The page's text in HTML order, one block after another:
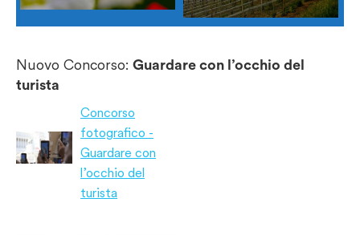
Nuovo Concorso: Guardare con l’occhio del
turista
Concorso
fotografico -
Guardare con
l’occhio del
turista